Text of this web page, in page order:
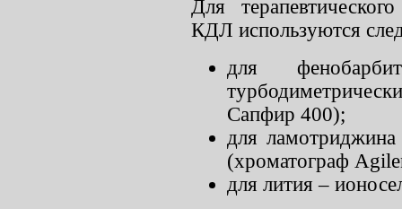
Для
КДЛ используются
для
Сапфир 400);
для
(хроматограф
для лития –